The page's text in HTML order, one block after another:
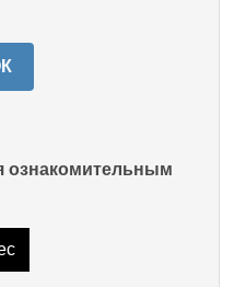
ознакомительным